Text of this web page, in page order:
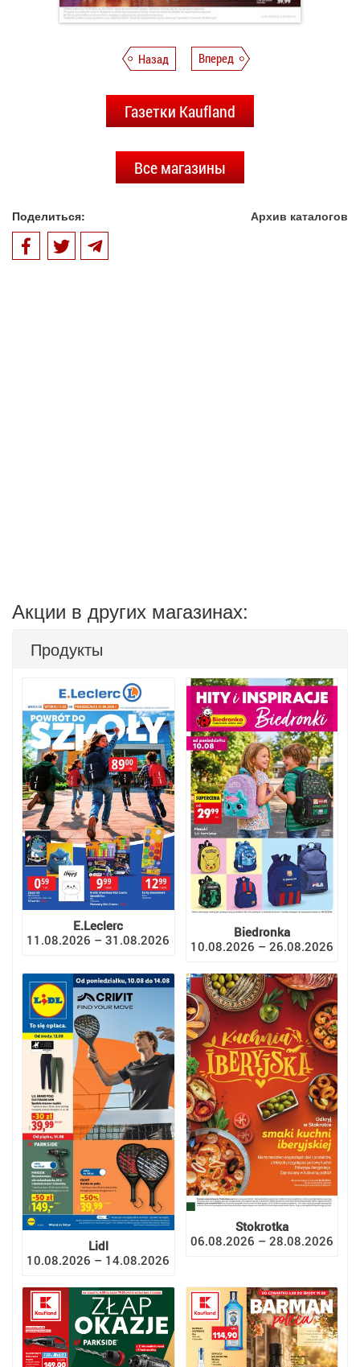
Назад Вперед
Газетки Kaufland
Все магазины
Поделиться: Архив каталогов
Акции в других магазинах:
Продукты
E.Leclerc
11.08.2026 – 31.08.2026
Biedronka
10.08.2026 – 26.08.2026
Lidl
10.08.2026 – 14.08.2026
Stokrotka
06.08.2026 – 28.08.2026